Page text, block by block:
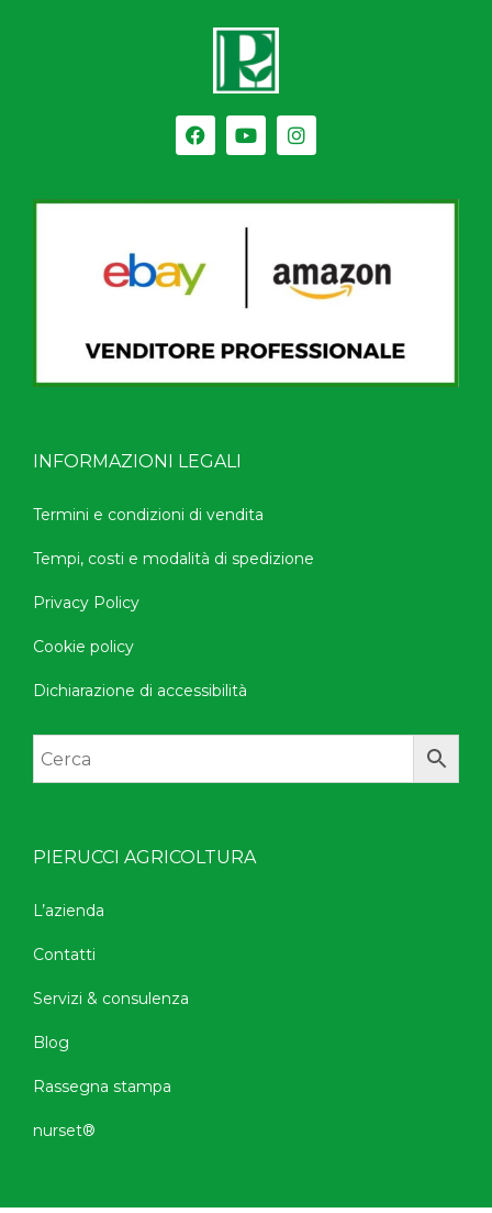
INFORMAZIONI LEGALI
Termini e condizioni di vendita
Tempi, costi e modalità di spedizione
Privacy Policy
Cookie policy
Dichiarazione di accessibilità
PIERUCCI AGRICOLTURA
L’azienda
Contatti
Servizi & consulenza
Blog
Rassegna stampa
nurset®